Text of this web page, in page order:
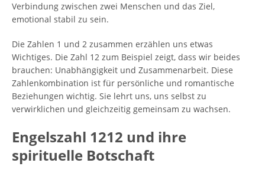
Verbindung zwischen zwei Menschen und das Ziel,
emotional stabil zu sein.
Die Zahlen 1 und 2 zusammen erzählen uns etwas
Wichtiges. Die Zahl 12 zum Beispiel zeigt, dass wir beides
brauchen: Unabhängigkeit und Zusammenarbeit. Diese
Zahlenkombination ist für persönliche und romantische
Beziehungen wichtig. Sie lehrt uns, uns selbst zu
verwirklichen und gleichzeitig gemeinsam zu wachsen.
Engelszahl 1212 und ihre
spirituelle Botschaft